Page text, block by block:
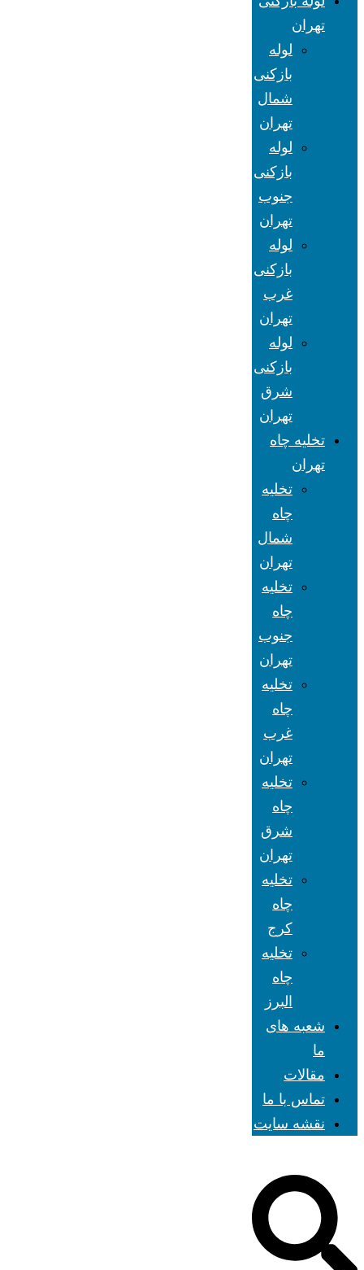
تهران
لوله
بازکنی
شمال
تهران
لوله
بازکنی
جنوب
تهران
لوله
بازکنی
غرب
تهران
لوله
بازکنی
شرق
تهران
تخلیه چاه
تهران
تخلیه
چاه
شمال
تهران
تخلیه
چاه
جنوب
تهران
تخلیه
چاه
غرب
تهران
تخلیه
چاه
شرق
تهران
تخلیه
چاه
کرج
تخلیه
چاه
البرز
شعبه های
ما
مقالات
تماس با ما
نقشه سایت